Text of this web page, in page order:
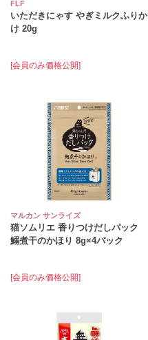
FLF
いただきにゃす やぎミルクふりか
け 20g
[会員のみ価格公開]
マルカン サンライズ
猫ソムリエ 香りつけだしパック
鰯煮干のかほり 8g×4パック
[会員のみ価格公開]